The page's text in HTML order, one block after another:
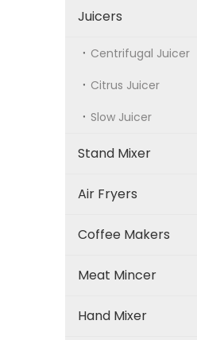
Juicers
Centrifugal Juicer
Citrus Juicer
Slow Juicer
Stand Mixer
Air Fryers
Coffee Makers
Meat Mincer
Hand Mixer